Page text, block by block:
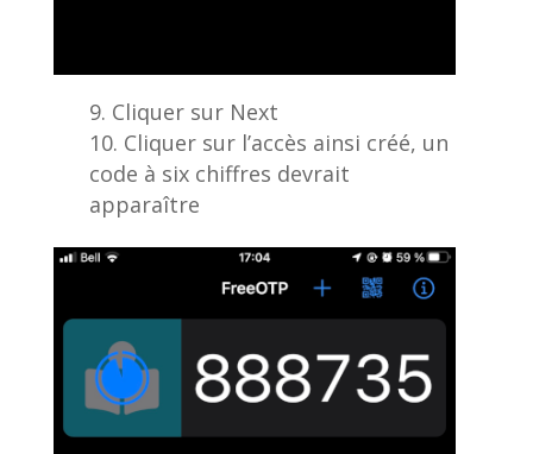
Cliquer sur Next
Cliquer sur l’accès ainsi créé, un
code à six chiffres devrait
apparaître